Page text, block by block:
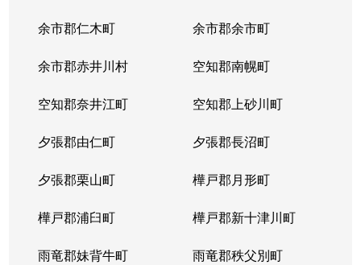
余市郡仁木町 余市郡余市町
余市郡赤井川村 空知郡南幌町
空知郡奈井江町 空知郡上砂川町
夕張郡由仁町 夕張郡長沼町
夕張郡栗山町 樺戸郡月形町
樺戸郡浦臼町 樺戸郡新十津川町
雨竜郡妹背牛町 雨竜郡秩父別町